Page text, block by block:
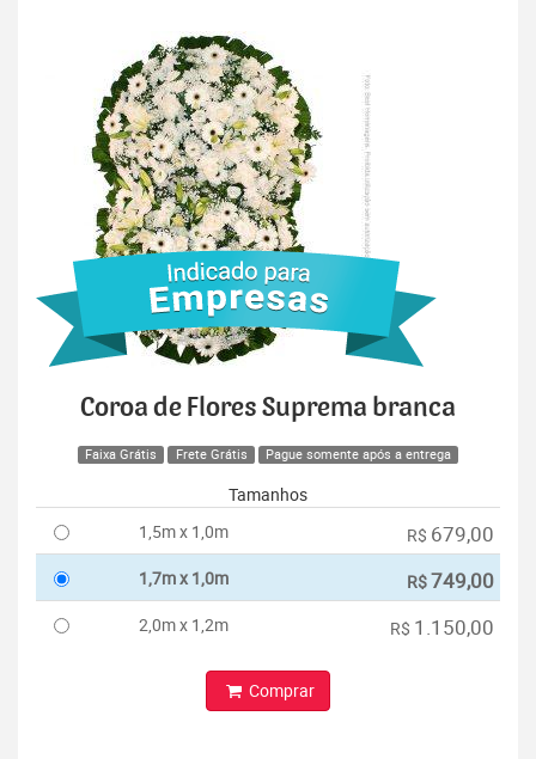
Coroa de Flores Suprema branca
Faixa Grátis Frete Grátis Pague somente após a entrega
Tamanhos
1,5m x 1,0m
R$ 679,00
1,7m x 1,0m R$749,00
2,0m x 1,2m R$ 1.150,00
Comprar